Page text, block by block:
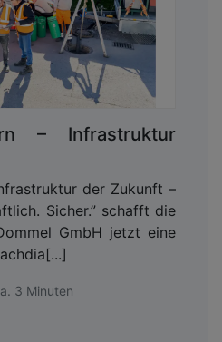
– Infrastruktur
der Zukunft –
Sicher.” schafft die
GmbH jetzt eine
3 Minuten